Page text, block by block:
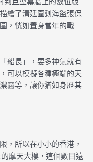
繪了清廷圍剿海盜張保
，恍如置身當年的戰
船長」，要多神氣就有
可以模擬各種極端的天
霧等，讓你猶如身歷其
，所以在小小的香港，
摩天大樓，這個數目遠